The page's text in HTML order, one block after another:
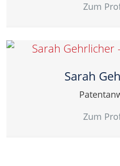
Zum
Sarah
Zum